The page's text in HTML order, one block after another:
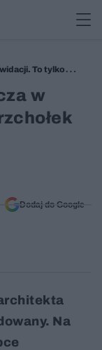
To tylko
w
Dodaj do Google
Na